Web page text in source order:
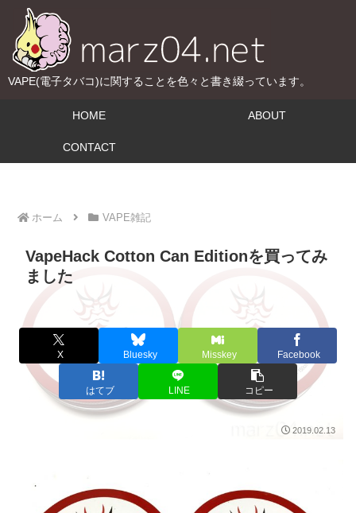
VAPE(電子タバコ)に関することを色々と書き綴っています。
HOME ABOUT
CONTACT
ホーム VAPE雑記
VapeHack Cotton Can Editionを買ってみ
ました
X Bluesky Misskey Facebook
はてブ LINE コピー
2019.02.13